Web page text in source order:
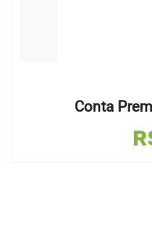
Conta